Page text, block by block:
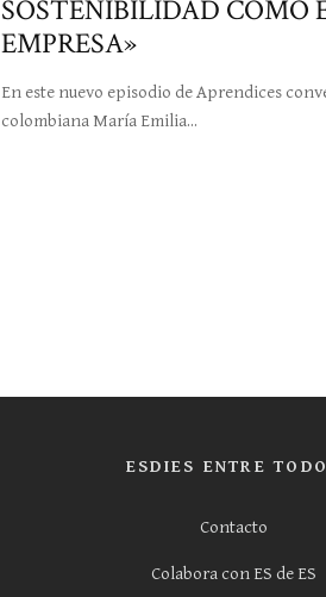
SOSTENIBILIDAD COMO
EMPRESA»
En este nuevo episodio de Aprendices
colombiana María Emilia...
ESDIES ENTRE
Contacto
Colabora con ES de ES